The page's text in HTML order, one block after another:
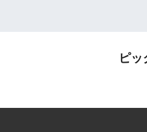
ピッ